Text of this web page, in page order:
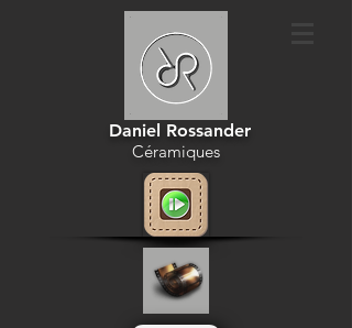
Daniel Rossander
Céramiques